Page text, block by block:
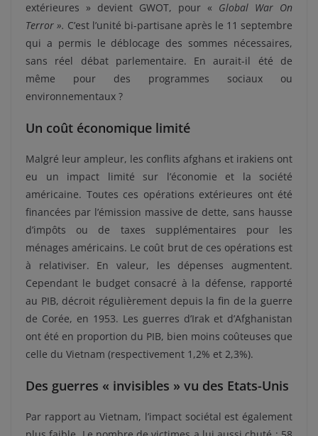
extérieures » devient GWOT, pour « Global War On
Terror ». C’est l’unité bi-partisane après le 11 septembre
qui a permis le déblocage des sommes nécessaires,
sans réel débat parlementaire. En aurait-il été de
même pour des programmes sociaux ou
environnementaux ?
Un coût économique limité
Malgré leur ampleur, les conflits afghans et irakiens ont
eu un impact limité sur l’économie et la société
américaine. Toutes ces opérations extérieures ont été
financées par l’émission massive de dette, sans hausse
d’impôts ou de taxes supplémentaires pour les
ménages américains. Le coût brut de ces opérations est
à relativiser. En valeur, les dépenses augmentent.
Cependant le budget consacré à la défense, rapporté
au PIB, décroit régulièrement depuis la fin de la guerre
de Corée, en 1953. Les guerres d’Irak et d’Afghanistan
ont été en proportion du PIB, bien moins coûteuses que
celle du Vietnam (respectivement 1,2% et 2,3%).
Des guerres « invisibles » vu des Etats-Unis
Par rapport au Vietnam, l’impact sociétal est également